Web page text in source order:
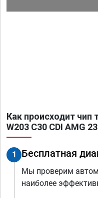
Как происходит чип
W203 C30 CDI AMG
1 Бесплатная
Мы проверим
наиболее